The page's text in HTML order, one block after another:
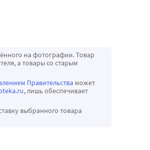
на фотографии. Товар
а товары со старым
Правительства может
, лишь обеспечивает
выбранного товара